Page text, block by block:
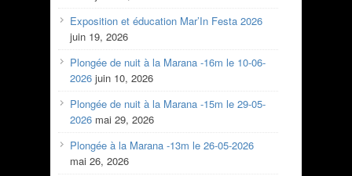
Exposition et éducation Mar’In Festa 2026
juin 19, 2026
Plongée de nuit à la Marana -16m le 10-06-
2026 juin 10, 2026
Plongée de nuit à la Marana -15m le 29-05-
2026 mai 29, 2026
Plongée à la Marana -13m le 26-05-2026
mai 26, 2026